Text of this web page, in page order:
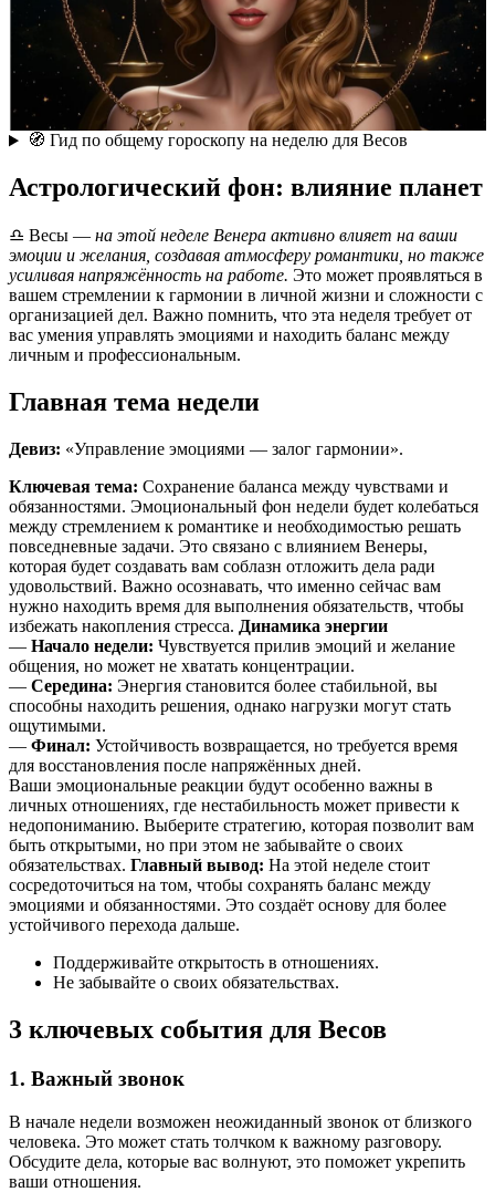
🧭 Гид по общему гороскопу на неделю для Весов
Астрологический фон: влияние планет
♎ Весы — на этой неделе Венера активно влияет на ваши
эмоции и желания, создавая атмосферу романтики, но также
усиливая напряжённость на работе. Это может проявляться в
вашем стремлении к гармонии в личной жизни и сложности с
организацией дел. Важно помнить, что эта неделя требует от
вас умения управлять эмоциями и находить баланс между
личным и профессиональным.
Главная тема недели
Девиз: «Управление эмоциями — залог гармонии».
Ключевая тема: Сохранение баланса между чувствами и
обязанностями. Эмоциональный фон недели будет колебаться
между стремлением к романтике и необходимостью решать
повседневные задачи. Это связано с влиянием Венеры,
которая будет создавать вам соблазн отложить дела ради
удовольствий. Важно осознавать, что именно сейчас вам
нужно находить время для выполнения обязательств, чтобы
избежать накопления стресса. Динамика энергии
— Начало недели: Чувствуется прилив эмоций и желание
общения, но может не хватать концентрации.
— Середина: Энергия становится более стабильной, вы
способны находить решения, однако нагрузки могут стать
ощутимыми.
— Финал: Устойчивость возвращается, но требуется время
для восстановления после напряжённых дней.
Ваши эмоциональные реакции будут особенно важны в
личных отношениях, где нестабильность может привести к
недопониманию. Выберите стратегию, которая позволит вам
быть открытыми, но при этом не забывайте о своих
обязательствах. Главный вывод: На этой неделе стоит
сосредоточиться на том, чтобы сохранять баланс между
эмоциями и обязанностями. Это создаёт основу для более
устойчивого перехода дальше.
Поддерживайте открытость в отношениях.
Не забывайте о своих обязательствах.
3 ключевых события для Весов
1. Важный звонок
В начале недели возможен неожиданный звонок от близкого
человека. Это может стать толчком к важному разговору.
Обсудите дела, которые вас волнуют, это поможет укрепить
ваши отношения.